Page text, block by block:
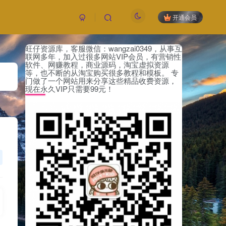
开通会员
旺仔资源库，客服微信：wangzai0349，从事互
联网多年，加入过很多网站VIP会员，有营销性
软件、网赚教程，商业源码，淘宝虚拟资源
等，也不断的从淘宝购买很多教程和模板。 专
门做了一个网站用来分享这些精品收费资源，
现在永久VIP只需要99元！